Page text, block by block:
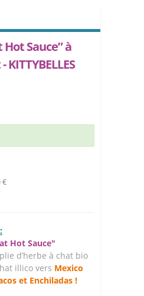
Hot Sauce” à
KITTYBELLES
€
Hot Sauce"
d’herbe à chat bio
illico vers Mexico
et Enchiladas !